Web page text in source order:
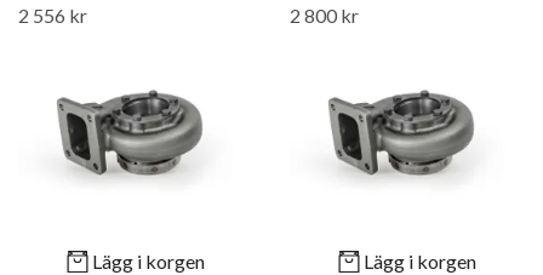
2 556 kr
2 800 kr
Lägg i korgen Lägg i korgen